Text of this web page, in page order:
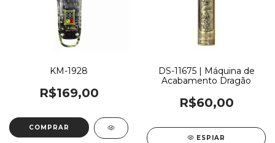
KM-1928
R$169,00
DS-11675 | Máquina de
Acabamento Dragão
R$60,00
ESPIAR